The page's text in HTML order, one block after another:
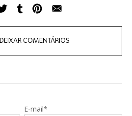
DEIXAR COMENTÁRIOS
E-mail*